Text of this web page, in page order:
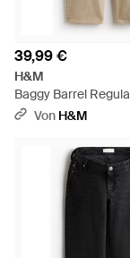
39,99 €
H&M
Baggy Barrel
Jeans - Natur
Von H&M